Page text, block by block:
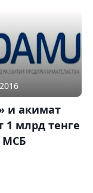
и акимат
1 млрд тенге
МСБ